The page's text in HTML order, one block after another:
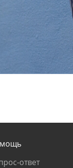
ответ